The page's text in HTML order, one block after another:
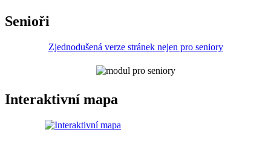
Senioři
Zjednodušená verze stránek nejen pro seniory
Interaktivní mapa